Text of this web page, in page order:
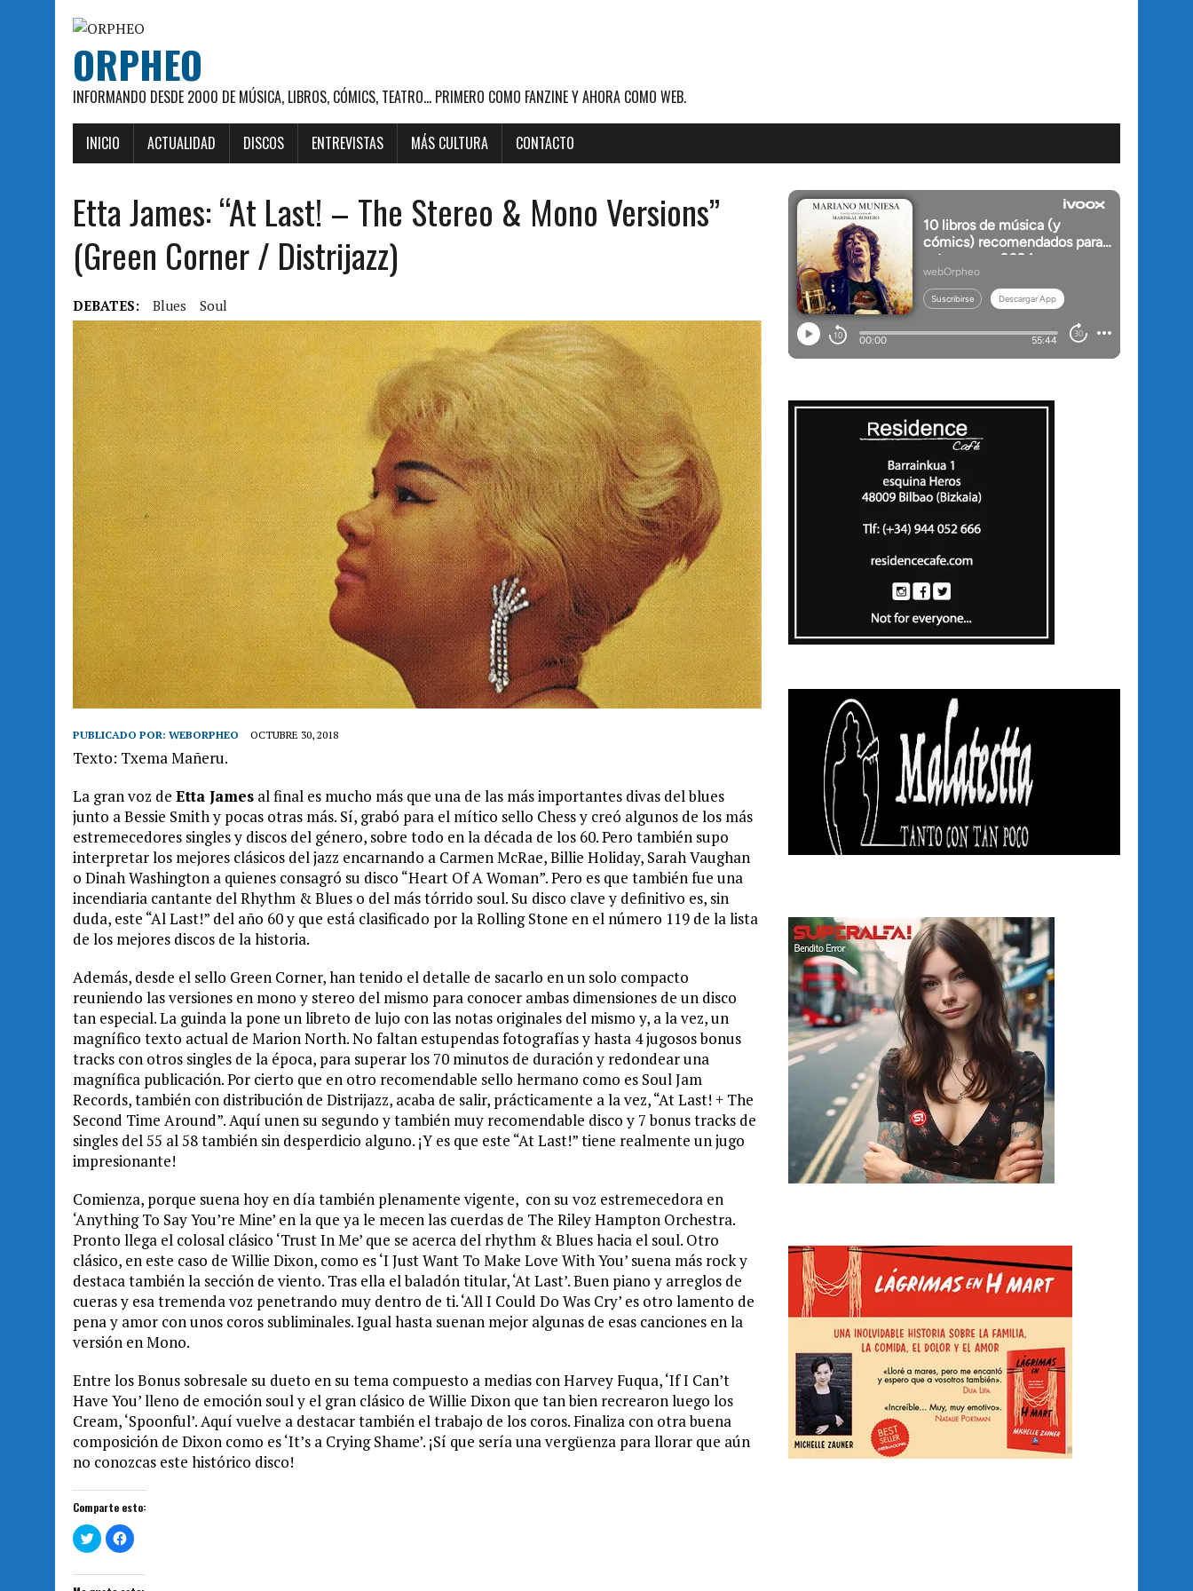
ORPHEO
INFORMANDO DESDE 2000 DE MÚSICA, LIBROS, CÓMICS, TEATRO... PRIMERO COMO FANZINE Y AHORA COMO WEB.
INICIO ACTUALIDAD DISCOS ENTREVISTAS MÁS CULTURA CONTACTO
Etta James: “At Last! – The Stereo & Mono Versions”
(Green Corner / Distrijazz)
DEBATES: Blues Soul
PUBLICADO POR: WEBORPHEO OCTUBRE 30, 2018
Texto: Txema Mañeru.
La gran voz de Etta James al final es mucho más que una de las más importantes divas del blues
junto a Bessie Smith y pocas otras más. Sí, grabó para el mítico sello Chess y creó algunos de los más
estremecedores singles y discos del género, sobre todo en la década de los 60. Pero también supo
interpretar los mejores clásicos del jazz encarnando a Carmen McRae, Billie Holiday, Sarah Vaughan
o Dinah Washington a quienes consagró su disco “Heart Of A Woman”. Pero es que también fue una
incendiaria cantante del Rhythm & Blues o del más tórrido soul. Su disco clave y definitivo es, sin
duda, este “Al Last!” del año 60 y que está clasificado por la Rolling Stone en el número 119 de la lista
de los mejores discos de la historia.
Además, desde el sello Green Corner, han tenido el detalle de sacarlo en un solo compacto
reuniendo las versiones en mono y stereo del mismo para conocer ambas dimensiones de un disco
tan especial. La guinda la pone un libreto de lujo con las notas originales del mismo y, a la vez, un
magnífico texto actual de Marion North. No faltan estupendas fotografías y hasta 4 jugosos bonus
tracks con otros singles de la época, para superar los 70 minutos de duración y redondear una
magnífica publicación. Por cierto que en otro recomendable sello hermano como es Soul Jam
Records, también con distribución de Distrijazz, acaba de salir, prácticamente a la vez, “At Last! + The
Second Time Around”. Aquí unen su segundo y también muy recomendable disco y 7 bonus tracks de
singles del 55 al 58 también sin desperdicio alguno. ¡Y es que este “At Last!” tiene realmente un jugo
impresionante!
Comienza, porque suena hoy en día también plenamente vigente, con su voz estremecedora en
‘Anything To Say You’re Mine’ en la que ya le mecen las cuerdas de The Riley Hampton Orchestra.
Pronto llega el colosal clásico ‘Trust In Me’ que se acerca del rhythm & Blues hacia el soul. Otro
clásico, en este caso de Willie Dixon, como es ‘I Just Want To Make Love With You’ suena más rock y
destaca también la sección de viento. Tras ella el baladón titular, ‘At Last’. Buen piano y arreglos de
cueras y esa tremenda voz penetrando muy dentro de ti. ‘All I Could Do Was Cry’ es otro lamento de
pena y amor con unos coros subliminales. Igual hasta suenan mejor algunas de esas canciones en la
versión en Mono.
Entre los Bonus sobresale su dueto en su tema compuesto a medias con Harvey Fuqua, ‘If I Can’t
Have You’ lleno de emoción soul y el gran clásico de Willie Dixon que tan bien recrearon luego los
Cream, ‘Spoonful’. Aquí vuelve a destacar también el trabajo de los coros. Finaliza con otra buena
composición de Dixon como es ‘It’s a Crying Shame’. ¡Sí que sería una vergüenza para llorar que aún
no conozcas este histórico disco!
Comparte esto:
H
a
l
H
a
l